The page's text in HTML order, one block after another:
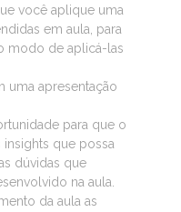
você aplique uma
em aula, para
modo de aplicá-las
uma apresentação
para que o
que possa
dúvidas que
na aula.
da aula as